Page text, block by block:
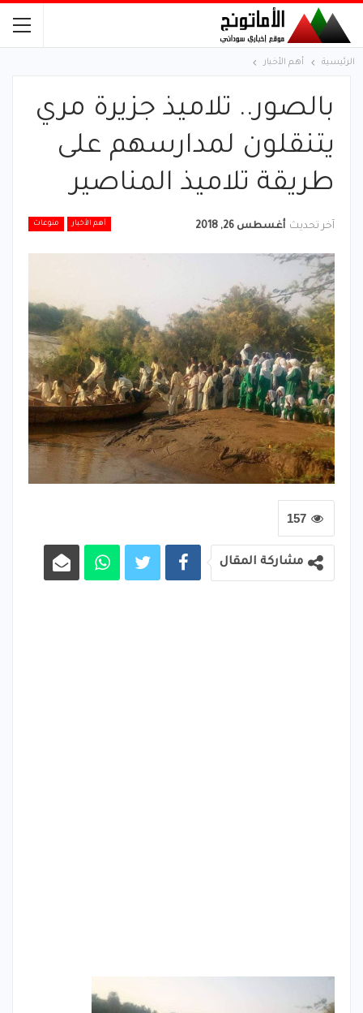
الرئيسية أهم الأخبار
بالصور.. تلاميذ جزيرة مري
يتنقلون لمدارسهم على
طريقة تلاميذ المناصير
أهم الأخبار منوعات آخر تحديث أغسطس 26, 2018
157
مشاركة المقال